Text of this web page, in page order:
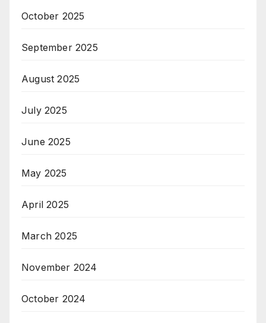
October 2025
September 2025
August 2025
July 2025
June 2025
May 2025
April 2025
March 2025
November 2024
October 2024